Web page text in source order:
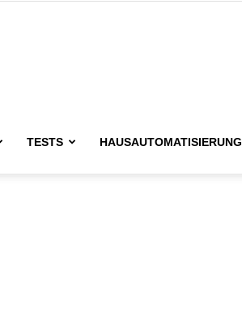
TESTS HAUSAUTOMATISIERUNG